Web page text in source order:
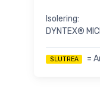
Isolering:
DYNTEX®
SLUTREA =